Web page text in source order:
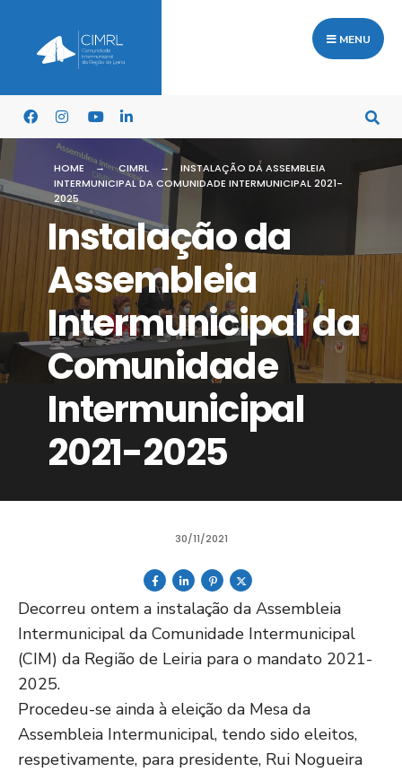
MENU
HOME CIMRL
INSTALAÇÃO DA ASSEMBLEIA
INTERMUNICIPAL DA COMUNIDADE INTERMUNICIPAL 2021-
2025
Instalação da
Assembleia
Intermunicipal da
Comunidade
Intermunicipal
2021-2025
30/11/2021
Decorreu ontem a instalação da Assembleia
Intermunicipal da Comunidade Intermunicipal
(CIM) da Região de Leiria para o mandato 2021-
2025.
Procedeu-se ainda à eleição da Mesa da
Assembleia Intermunicipal, tendo sido eleitos,
respetivamente, para presidente, Rui Nogueira